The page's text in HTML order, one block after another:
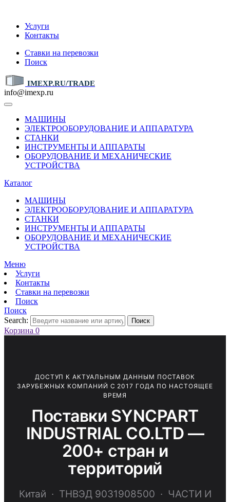
Услуги
Контакты
Ставки на перевозки
Поиск
IMEXP.RU/TRADE
info@imexp.ru
МАШИНЫ
ЭЛЕКТРООБОРУДОВАНИЕ И АППАРАТУРА
СТАНКИ
ИНСТРУМЕНТЫ И АППАРАТЫ
ОБОРУДОВАНИЕ И МЕХАНИЧЕСКИЕ
УСТРОЙСТВА
Каталог
МАШИНЫ
ЭЛЕКТРООБОРУДОВАНИЕ И АППАРАТУРА
СТАНКИ
ИНСТРУМЕНТЫ И АППАРАТЫ
ОБОРУДОВАНИЕ И МЕХАНИЧЕСКИЕ
УСТРОЙСТВА
Меню
Услуги
Контакты
Ставки на перевозки
Поиск
Поиск
Search:
Поиск
Корзина 0
ДОСТУП К АКТУАЛЬНЫМ ДАННЫМ ПОСТАВОК
ЗАРУБЕЖНЫХ КОМПАНИЙ С 2017 ГОДА ПО НАСТОЯЩЕЕ
ВРЕМЯ
Поставки SYNCPART
INDUSTRIAL CO.LTD —
200+ стран и
территорий
Китай · ТНВЭД 9031908500 · ЧАСТИ И